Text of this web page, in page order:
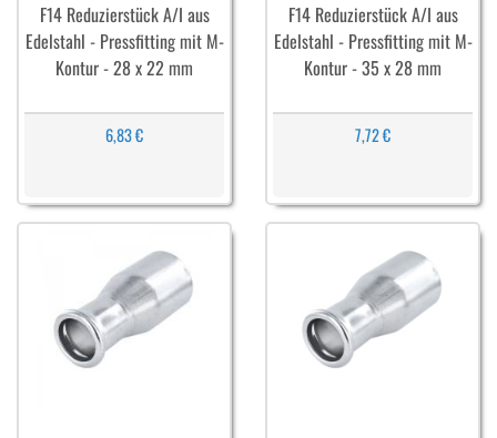
F14 Reduzierstück A/I aus
Edelstahl - Pressfitting mit M-
Kontur - 28 x 22 mm
6,83 €
F14 Reduzierstück A/I aus
Edelstahl - Pressfitting mit M-
Kontur - 35 x 28 mm
7,72 €